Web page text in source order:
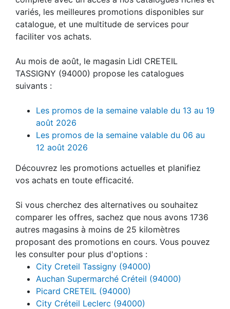
variés, les meilleures promotions disponibles sur
catalogue, et une multitude de services pour
faciliter vos achats.
Au mois de août, le magasin Lidl CRETEIL
TASSIGNY (94000) propose les catalogues
suivants :
Les promos de la semaine valable du 13 au 19
août 2026
Les promos de la semaine valable du 06 au
12 août 2026
Découvrez les promotions actuelles et planifiez
vos achats en toute efficacité.
Si vous cherchez des alternatives ou souhaitez
comparer les offres, sachez que nous avons 1736
autres magasins à moins de 25 kilomètres
proposant des promotions en cours. Vous pouvez
les consulter pour plus d'options :
City Creteil Tassigny (94000)
Auchan Supermarché Créteil (94000)
Picard CRETEIL (94000)
City Créteil Leclerc (94000)